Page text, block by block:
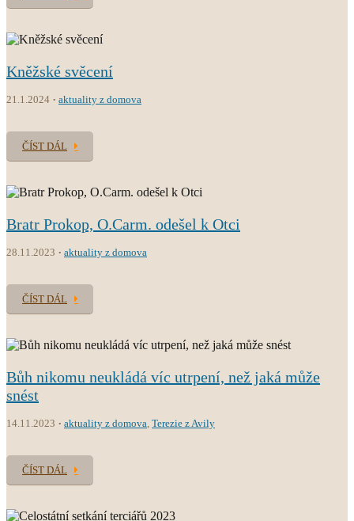
Kněžské svěcení
21.1.2024 aktuality z domova
ČÍST DÁL
Bratr Prokop, O.Carm. odešel k Otci
28.11.2023 aktuality z domova
ČÍST DÁL
Bůh nikomu neukládá víc utrpení, než jaká může
snést
14.11.2023 aktuality z domova Terezie z Avily
ČÍST DÁL